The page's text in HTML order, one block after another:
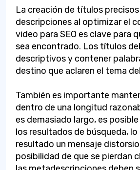
La creación de títulos
descripciones al optimizar el
video para SEO es clave para
sea encontrado. Los títulos
descriptivos y contener
destino que aclaren el tema
También es importante
dentro de una longitud
es demasiado largo, es
los resultados de búsqueda,
resultado un mensaje
posibilidad de que se pierdan